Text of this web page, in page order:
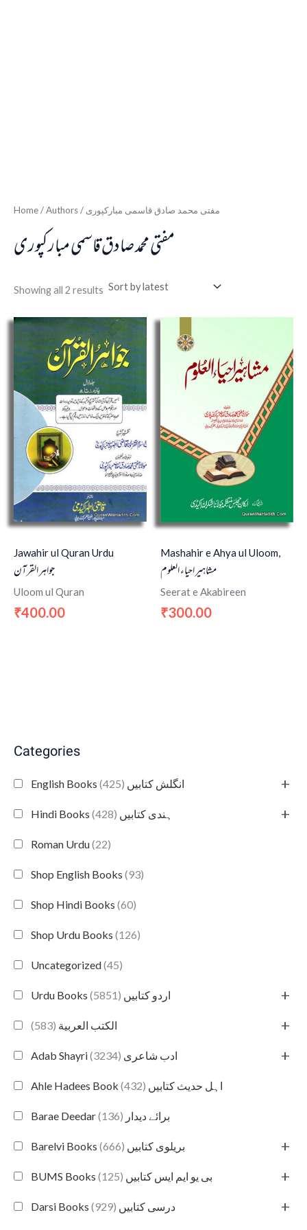
Categories
English Books انگلش کتابیں (425) +
Hindi Books ہندی کتابیں (428) +
Roman Urdu(22)
Shop English Books (93)
Shop Hindi Books (60)
Shop Urdu Books (126)
Uncategorized(45)
Urdu Books اردو کتابیں (5851) +
الكتب العربية (583) +
Adab Shayri ادب شاعری (3234) +
Ahle Hadees Book اہل حدیث کتابیں (432)
Barae Deedar برائے دیدار (136)
Barelvi Books بریلوی کتابیں (666) +
BUMS Books بی یو ایم ایس کتابیں (125) +
Darsi Books درسی کتابیں (929) +
Home / Authors / مفتی محمد صادق قاسمی مبارکپوری
مفتی محمد صادق قاسمی مبارکپوری
Showing all 2 results
Jawahir ul Quran Urdu
جواہر القرآن
Uloom ul Quran
₹400.00
Mashahir e Ahya ul Uloom,
مشاہیر احیاء العلوم
Seerat e Akabireen
₹300.00